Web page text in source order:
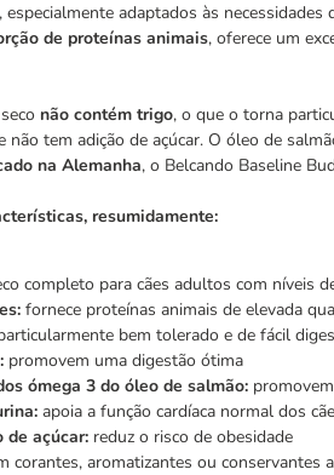
especialmente adaptados às
de proteínas animais, oferece um
não contém trigo, o que o torna
não tem adição de açúcar. O óleo de
na Alemanha, o Belcando Baseline
resumidamente:
completo para cães adultos com níveis
fornece proteínas animais de elevada
bem tolerado e de fácil
promovem uma digestão ótima
ómega 3 do óleo de salmão:
apoia a função cardíaca normal dos
de açúcar: reduz o risco de obesidade
corantes, aromatizantes ou conservantes